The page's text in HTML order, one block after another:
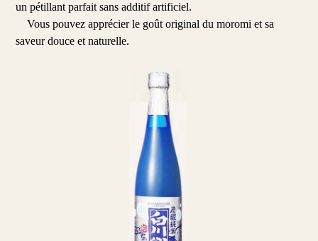
un pétillant parfait sans additif artificiel.
Vous pouvez apprécier le goût original du moromi et sa
saveur douce et naturelle.